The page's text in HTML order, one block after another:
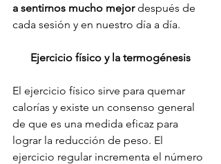
a sentirnos mucho mejor después de
Ejercicio físico y la termogénesis
El ejercicio físico sirve para quemar
calorías y existe un consenso general
de que es una medida eficaz para
lograr la reducción de peso. El
ejercicio regular incrementa el número